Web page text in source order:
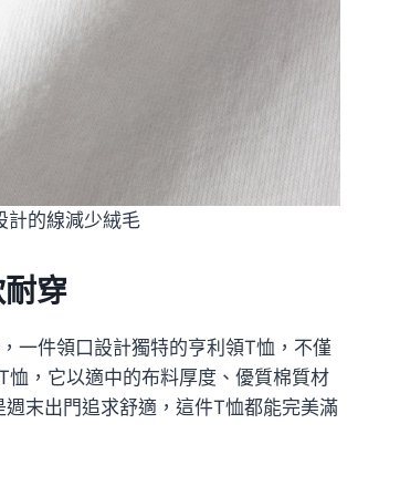
計的線減少絨毛
穿
一件領口設計獨特的亨利領T恤，不僅
，它以適中的布料厚度、優質棉質材
末出門追求舒適，這件T恤都能完美滿